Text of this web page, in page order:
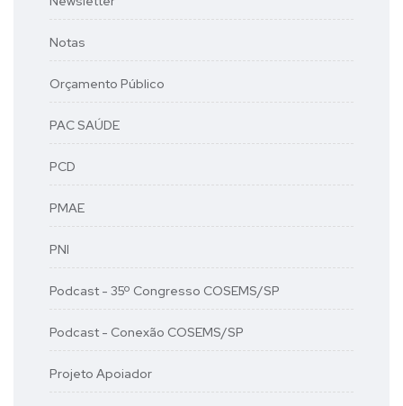
Notas
Orçamento Público
PAC SAÚDE
PCD
PMAE
PNI
Podcast - 35º Congresso COSEMS/SP
Podcast - Conexão COSEMS/SP
Projeto Apoiador